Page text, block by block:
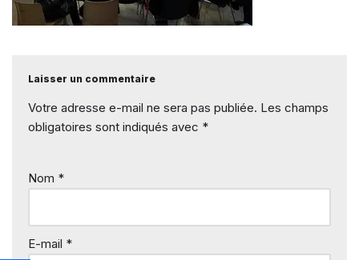
Laisser un commentaire
Votre adresse e-mail ne sera pas publiée. Les champs
obligatoires sont indiqués avec *
Nom *
E-mail *